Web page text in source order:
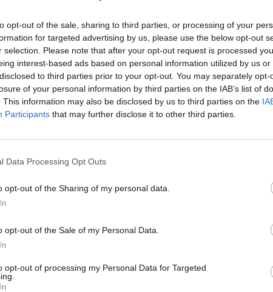
opt-out of the sale, sharing to third parties, or processing of your
for targeted advertising by us, please use the below opt-out
selection. Please note that after your opt-out request is processed
interest-based ads based on personal information utilized by us or
to third parties prior to your opt-out. You may separately opt-
of your personal information by third parties on the IAB’s list of
This information may also be disclosed by us to third parties on the
Participants that may further disclose it to other third parties.
Data Processing Opt Outs
opt-out of the Sharing of my personal data.
opt-out of the Sale of my Personal Data.
opt-out of processing my Personal Data for Targeted
fog
azaz a
nem biztos,
Médiatér